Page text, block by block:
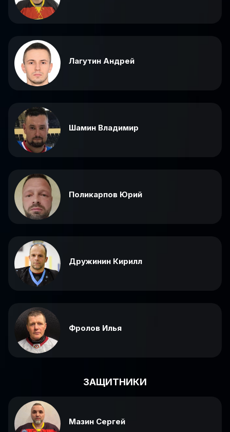
Лагутин Андрей
Шамин Владимир
Поликарпов Юрий
Дружинин Кирилл
Фролов Илья
ЗАЩИТНИКИ
Мазин Сергей